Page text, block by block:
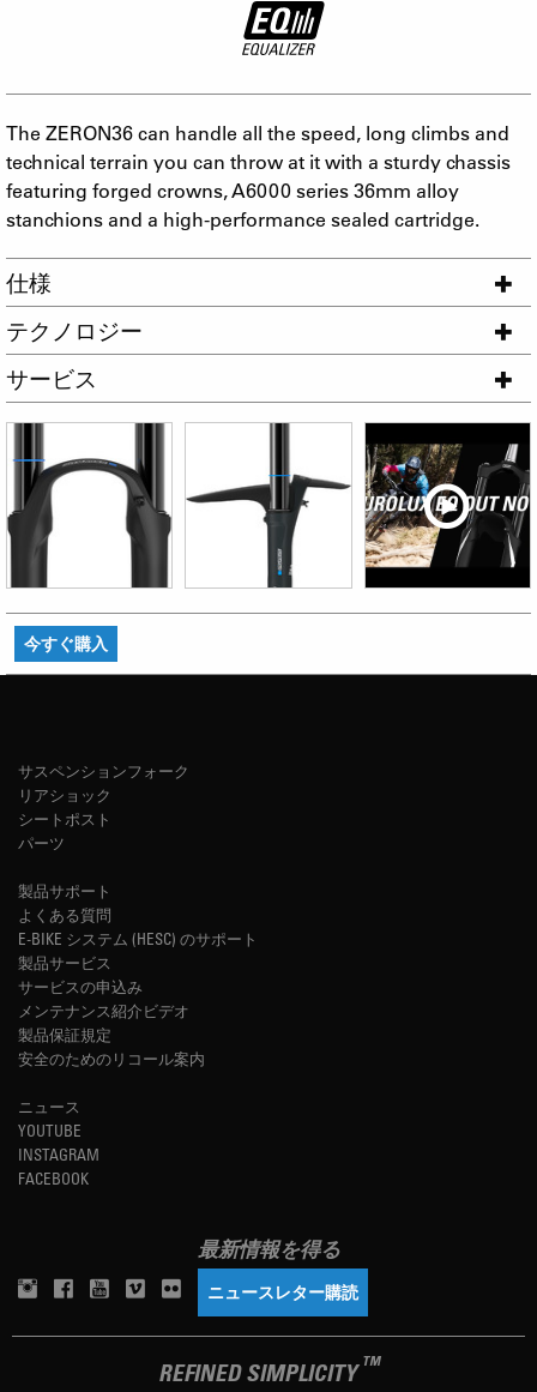
The ZERON36 can handle all the speed, long climbs and
technical terrain you can throw at it with a sturdy chassis
featuring forged crowns, A6000 series 36mm alloy
stanchions and a high-performance sealed cartridge.
仕様
テクノロジー
サービス
今すぐ購入
サスペンションフォーク
リアショック
シートポスト
パーツ
製品サポート
よくある質問
E-BIKE システム (HESC) のサポート
製品サービス
サービスの申込み
メンテナンス紹介ビデオ
製品保証規定
安全のためのリコール案内
ニュース
YOUTUBE
INSTAGRAM
FACEBOOK
最新情報を得る
ニュースレター購読
REFINED SIMPLICITY TM